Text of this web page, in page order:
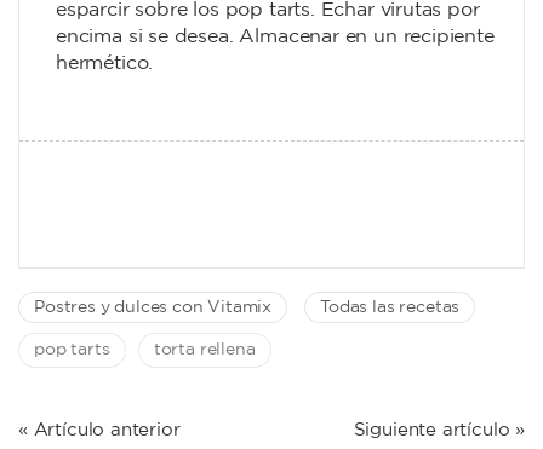
esparcir sobre los pop tarts. Echar virutas por
encima si se desea. Almacenar en un recipiente
hermético.
Postres y dulces con Vitamix Todas las recetas
pop tarts torta rellena
NAVEGACIÓN
« Artículo anterior Siguiente artículo »